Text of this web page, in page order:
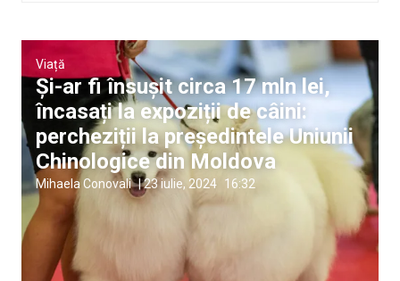
Viață
Și-ar fi însușit circa 17 mln lei,
încasați la expoziții de câini:
percheziții la președintele Uniunii
Chinologice din Moldova
Mihaela Conovali |23 iulie, 2024 16:32